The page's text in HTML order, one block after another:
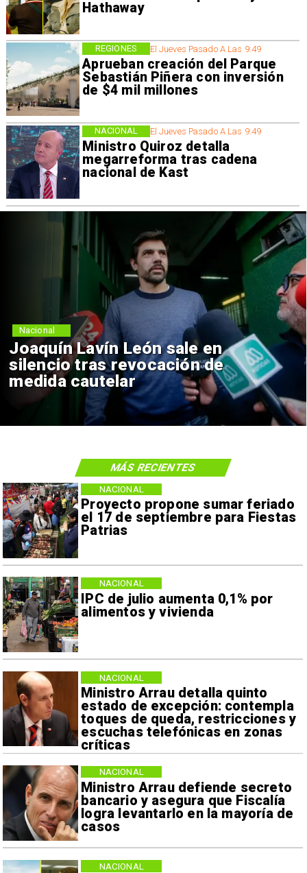
Hathaway
El Jueves Pasado A Las 9:49
Aprueban creación del Parque
Sebastián Piñera con inversión
de $4 mil millones
REGIONES
El Jueves Pasado A Las 9:49
Ministro Quiroz detalla
megarreforma tras cadena
nacional de Kast
NACIONAL
Joaquín Lavín León sale en
silencio tras revocación de
medida cautelar
Nacional
Proyecto propone sumar feriado
el 17 de septiembre para Fiestas
Patrias
NACIONAL
IPC de julio aumenta 0,1% por
alimentos y vivienda
NACIONAL
Ministro Arrau detalla quinto
estado de excepción: contempla
toques de queda, restricciones y
escuchas telefónicas en zonas
críticas
NACIONAL
Ministro Arrau defiende secreto
bancario y asegura que Fiscalía
logra levantarlo en la mayoría de
casos
NACIONAL
NACIONAL
MÁS RECIENTES